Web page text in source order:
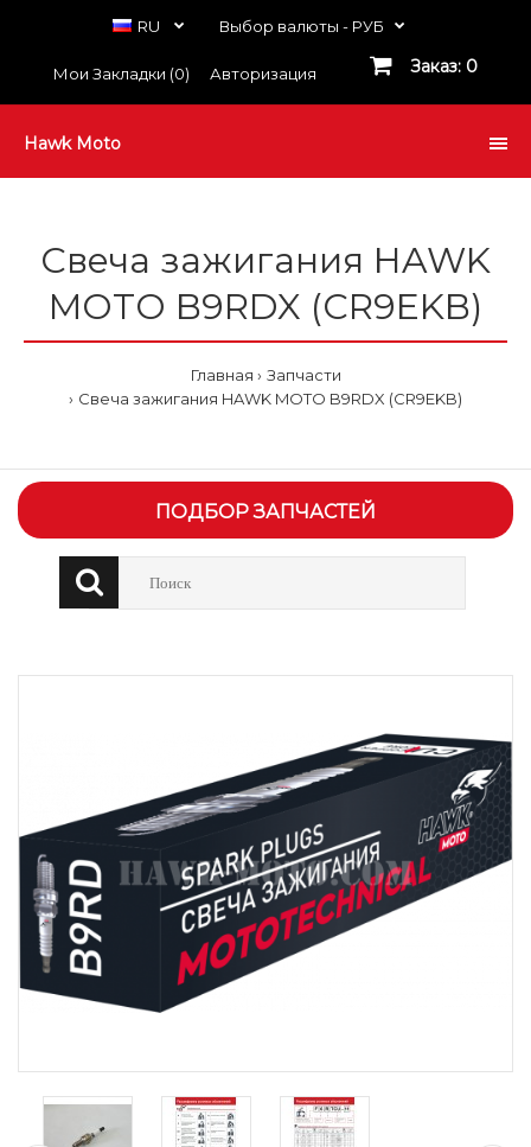
RU Выбор валюты - РУБ
Мои Закладки (0) Авторизация Заказ: 0
Hawk Moto
Cвеча зажигания HAWK
MOTO B9RDX (CR9EKB)
Главная
Запчасти
Cвеча зажигания HAWK MOTO B9RDX (CR9EKB)
ПОДБОР ЗАПЧАСТЕЙ